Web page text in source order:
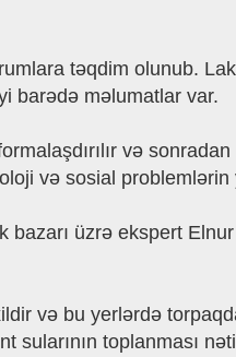
təqdim olunub.
barədə məlumatlar var.
və
və sosial problemlərin
bazarı üzrə ekspert
və bu yerlərdə
toplanması